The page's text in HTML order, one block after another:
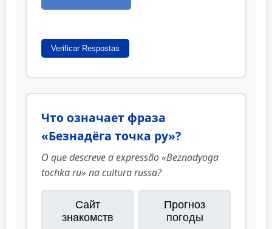
Verificar Respostas
Что означает фраза
«Безнадёга точка ру»?
O que descreve a expressão «Beznadyoga
tochka ru» na cultura russa?
Сайт
знакомств
Прогноз
погоды